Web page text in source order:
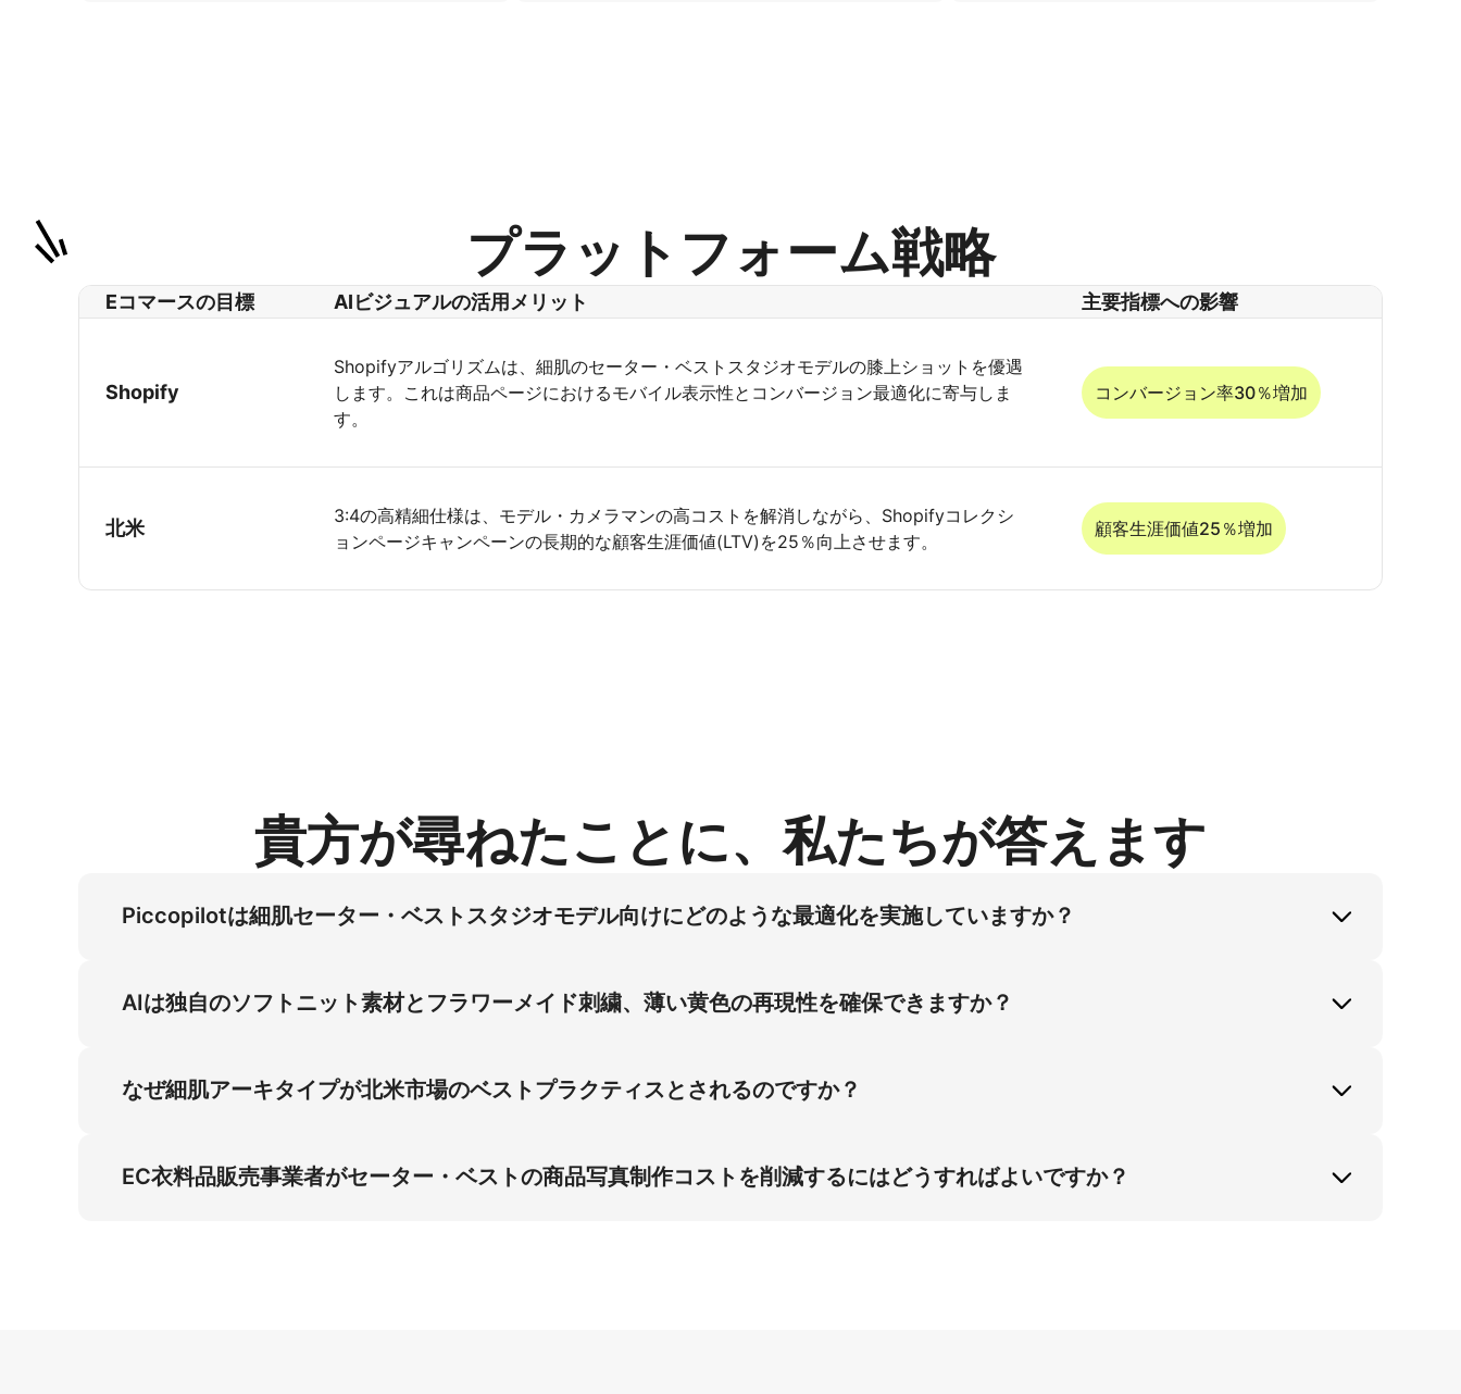
プラットフォーム戦略
Eコマースの目標 AIビジュアルの活用メリット 主要指標への影響
Shopify
Shopifyアルゴリズムは、細肌のセーター・ベストスタジオモデルの膝上ショットを優遇
します。これは商品ページにおけるモバイル表示性とコンバージョン最適化に寄与しま
す。
コンバージョン率30％増加
北米
3:4の高精細仕様は、モデル・カメラマンの高コストを解消しながら、Shopifyコレクシ
ョンページキャンペーンの長期的な顧客生涯価値(LTV)を25％向上させます。
顧客生涯価値25％増加
貴方が尋ねたことに、私たちが答えます
Piccopilotは細肌セーター・ベストスタジオモデル向けにどのような最適化を実施していますか？
してモデル・カメラマンコストを解消します。 このソリューションにより、製品ページのコンバージョン率向上と生産コスト70％削減を実現し、セータ
ー・ベスト販売事業者へ最高品質の写真を提供します。
AIは独自のソフトニット素材とフラワーメイド刺繍、薄い黄色の再現性を確保できますか？
確な質感と色合いを実現し、プロの撮影が必要なケースを90％削減します。
なぜ細肌アーキタイプが北米市場のベストプラクティスとされるのですか？
ポーズなど特徴がターゲット層と一致し、ShopifyなどのECプラットフォームでエンゲージメント率が30％向上します。
EC衣料品販売事業者がセーター・ベストの商品写真制作コストを削減するにはどうすればよいですか？